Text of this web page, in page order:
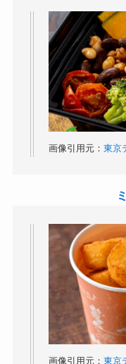
画像引用元： 東京
画像引用元： 東京